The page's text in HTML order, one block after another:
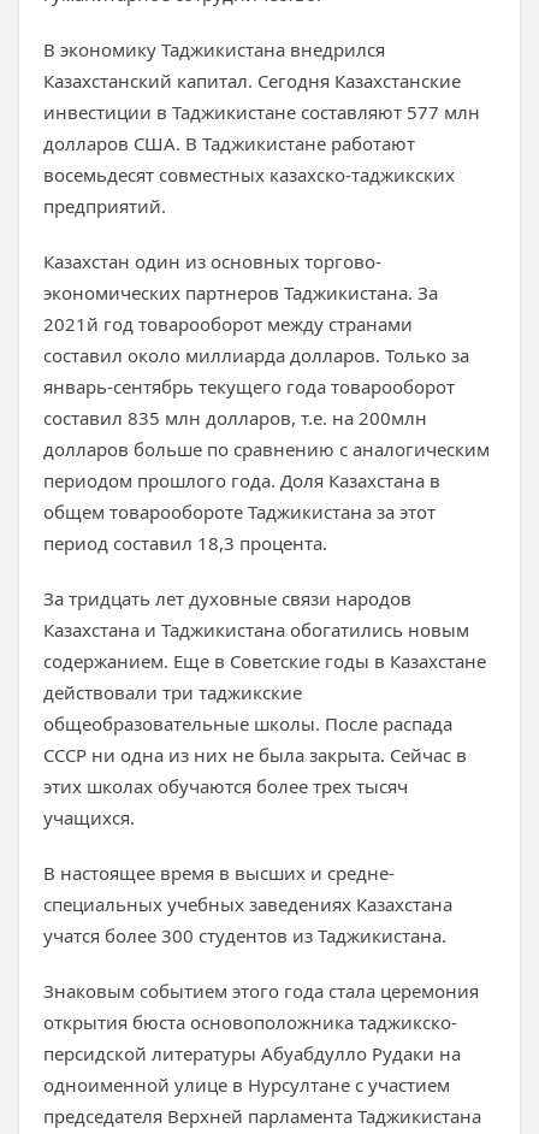
В экономику Таджикистана внедрился
Казахстанский капитал. Сегодня Казахстанские
инвестиции в Таджикистане составляют 577 млн
долларов США. В Таджикистане работают
восемьдесят совместных казахско-таджикских
предприятий.
Казахстан один из основных торгово-
экономических партнеров Таджикистана. За
2021й год товарооборот между странами
составил около миллиарда долларов. Только за
январь-сентябрь текущего года товарооборот
составил 835 млн долларов, т.е. на 200млн
долларов больше по сравнению с аналогическим
периодом прошлого года. Доля Казахстана в
общем товарообороте Таджикистана за этот
период составил 18,3 процента.
За тридцать лет духовные связи народов
Казахстана и Таджикистана обогатились новым
содержанием. Еще в Советские годы в Казахстане
действовали три таджикские
общеобразовательные школы. После распада
СССР ни одна из них не была закрыта. Сейчас в
этих школах обучаются более трех тысяч
учащихся.
В настоящее время в высших и средне-
специальных учебных заведениях Казахстана
учатся более 300 студентов из Таджикистана.
Знаковым событием этого года стала церемония
открытия бюста основоположника таджикско-
персидской литературы Абуабдулло Рудаки на
одноименной улице в Нурсултане с участием
председателя Верхней парламента Таджикистана